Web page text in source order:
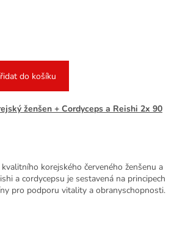
do košíku
ženšen + Cordyceps a Reishi 2x 90
korejského červeného ženšenu a
a cordycepsu je sestavená na principech
pro podporu vitality a obranyschopnosti.